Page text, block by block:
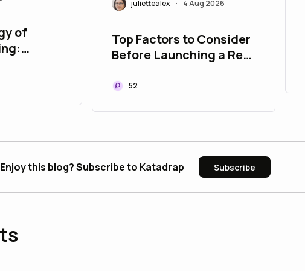
of
juliettealex • 4 Aug 2026
Top Factors to Consider
Before Launching a Real
Platform
52
Enjoy this blog? Subscribe to Katadrap Subscribe